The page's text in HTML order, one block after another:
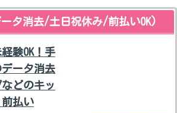
タ消去/土日祝休み/前払いOK)
験OK！手
ータ消去
どのキッ
払い